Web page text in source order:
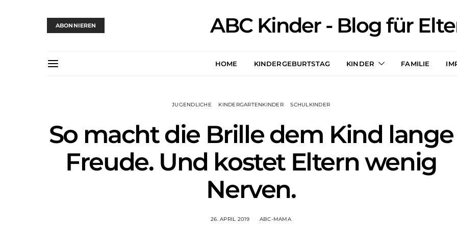
ABONNIEREN ABC Kinder - Blog für
HOME KINDERGEBURTSTAG KINDER FAMILIE
JUGENDLICHE KINDERGARTENKINDER SCHULKINDER
So macht die Brille dem Kind lange
Freude. Und kostet Eltern wenig
Nerven.
26. APRIL 2019 ABC-MAMA